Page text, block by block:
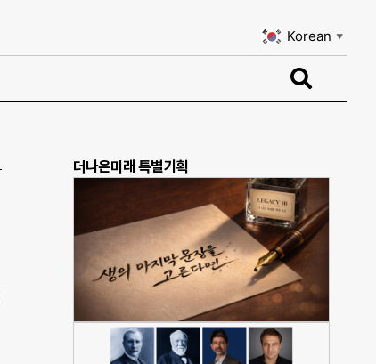
Korean ▼
더나은미래 특별기획